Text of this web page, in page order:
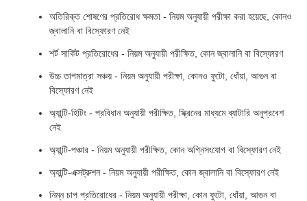
অতিরিক্ত শোষণের প্রতিরোধ ক্ষমতা - নিয়ম অনুযায়ী পরীক্ষা করা হয়েছে, কোনও
জ্বালানি বা বিস্ফোরণ নেই
শর্ট সার্কিট প্রতিরোধের - নিয়ম অনুযায়ী পরীক্ষিত, কোন জ্বালানি বা বিস্ফোরণ
উচ্চ তাপমাত্রা সঞ্চয় - নিয়ম অনুযায়ী পরীক্ষা, কোনও ফুটো, ধোঁয়া, আগুন বা
বিস্ফোরণ নেই
অ্যান্টি-হিটিং - প্রবিধান অনুযায়ী পরীক্ষিত, স্ক্রিনের মাধ্যমে ব্যাটারি অনুপ্রবেশ
নেই
অ্যান্টি-পঞ্চার - নিয়ম অনুযায়ী পরীক্ষিত, কোন অগ্নিসংযোগ বা বিস্ফোরণ নেই
অ্যান্টি-এক্সট্রুশন - নিয়ম অনুযায়ী পরীক্ষিত, কোন জ্বালানি বা বিস্ফোরণ নেই
নিম্ন চাপ প্রতিরোধের - নিয়ম অনুযায়ী পরীক্ষা, কোন ফুটো, ধোঁয়া, আগুন বা